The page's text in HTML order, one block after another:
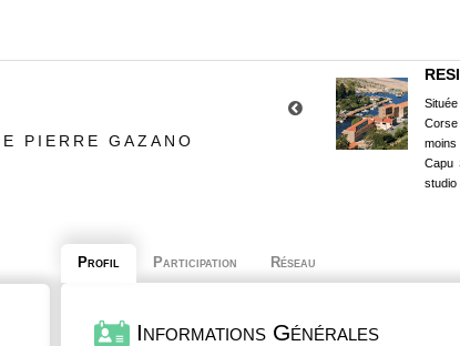
PIERRE GAZANO
Capu
studio
Profil Participation Réseau
Informations Générales